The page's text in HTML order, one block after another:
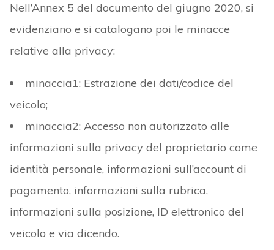
Nell’Annex 5 del documento del giugno 2020, si
evidenziano e si catalogano poi le minacce
relative alla privacy:
minaccia1: Estrazione dei dati/codice del
veicolo;
minaccia2: Accesso non autorizzato alle
informazioni sulla privacy del proprietario come
identità personale, informazioni sull’account di
pagamento, informazioni sulla rubrica,
informazioni sulla posizione, ID elettronico del
veicolo e via dicendo.